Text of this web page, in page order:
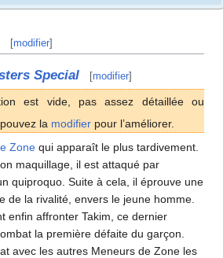
[modifier]
Special [modifier]
est vide, pas assez détaillée ou
la modifier pour l’améliorer.
Zone qui apparaît le plus tardivement.
maquillage, il est attaqué par
quiproquo. Suite à cela, il éprouve une
de la rivalité, envers le jeune homme.
enfin affronter Takim, ce dernier
la première défaite du garçon.
avec les autres Meneurs de Zone les